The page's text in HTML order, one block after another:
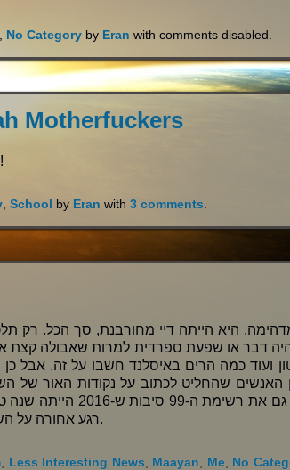
No Category by Eran withcomments disabled
Motherfuckers
,School by Eran with3 comments
שנה מדהימה. היא הייתה דיי מחורבנת, סך הכל.
דבר או שפעת ספרדית למרות שאבולה קצת
ועוד כמה הרים באיסלנד חשבו על זה. אבל
האנשים שהחליט לכתוב על נקודות האור של
דברים דומים להגיד. ואז
רגע אחורה על השנה הזאת ולראות מה היה טוב בה.
Less Interesting News Maayan Me, No